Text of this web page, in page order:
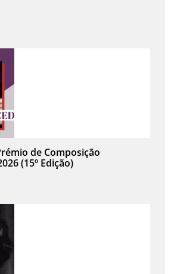
de Composição
(15º Edição)